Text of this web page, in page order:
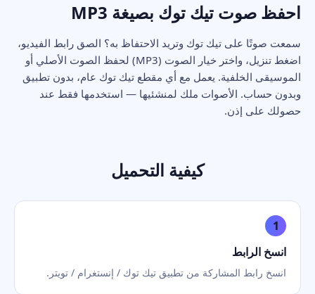
احفظ صوت تيك توك بصيغة MP3
سمعت صوتًا على تيك توك وتريد الاحتفاظ به؟ الصق رابط الفيديو،
اضغط تنزيل، واختر خيار الصوت (MP3) لحفظ الصوت الأصلي أو
الموسيقى الخلفية. يعمل مع أي مقطع تيك توك عام، بدون تطبيق
وبدون حساب. الأصوات ملك لمنشئيها — استخدمها فقط عند
حصولك على إذن.
كيفية التحميل
1
انسخ الرابط
انسخ رابط المشاركة من تطبيق تيك توك / إنستغرام / تويتر.